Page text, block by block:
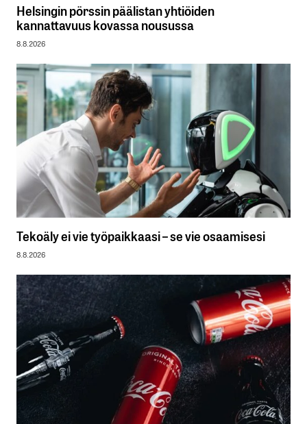
Helsingin pörssin päälistan yhtiöiden
kannattavuus kovassa nousussa
8.8.2026
Tekoäly ei vie työpaikkaasi – se vie osaamisesi
8.8.2026